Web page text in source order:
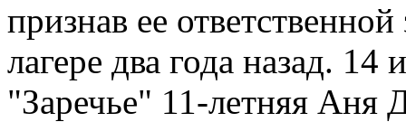
признав ее
лагере два года назад.
"Заречье" 11-летняя Аня